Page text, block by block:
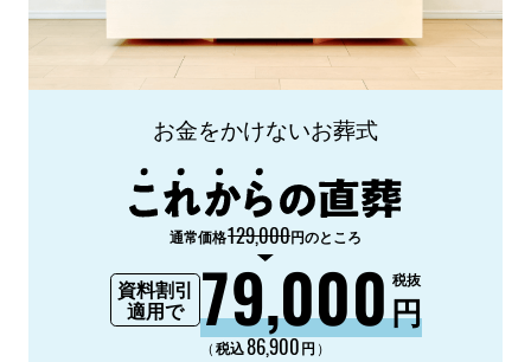
お金をかけないお葬式
通常価格129,000円のところ
資料割引
適用で
79,000円
税抜
（税込86,900円 ）